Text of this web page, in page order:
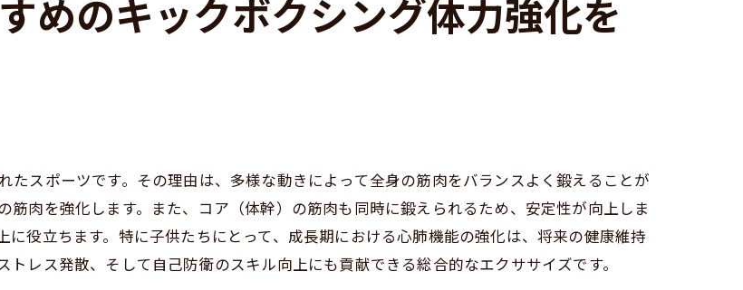
ックボクシング水戸市での体験が未来を変える
族向けイベント情報
加することで得られる健康効果
クシングがもたらすポジティブな影響
をアップするなら水戸市のキックボクシングが最適
クシングで得られる体力向上の証拠
めのキックボクシング体力強化を
スポーツです。その理由は、多様な動きによって全身の筋肉をバランスよく鍛えることが
肉を強化します。また、コア（体幹）の筋肉も同時に鍛えられるため、安定性が向上しま
役立ちます。特に子供たちにとって、成長期における心肺機能の強化は、将来の健康維持
レス発散、そして自己防衛のスキル向上にも貢献できる総合的なエクササイズです。